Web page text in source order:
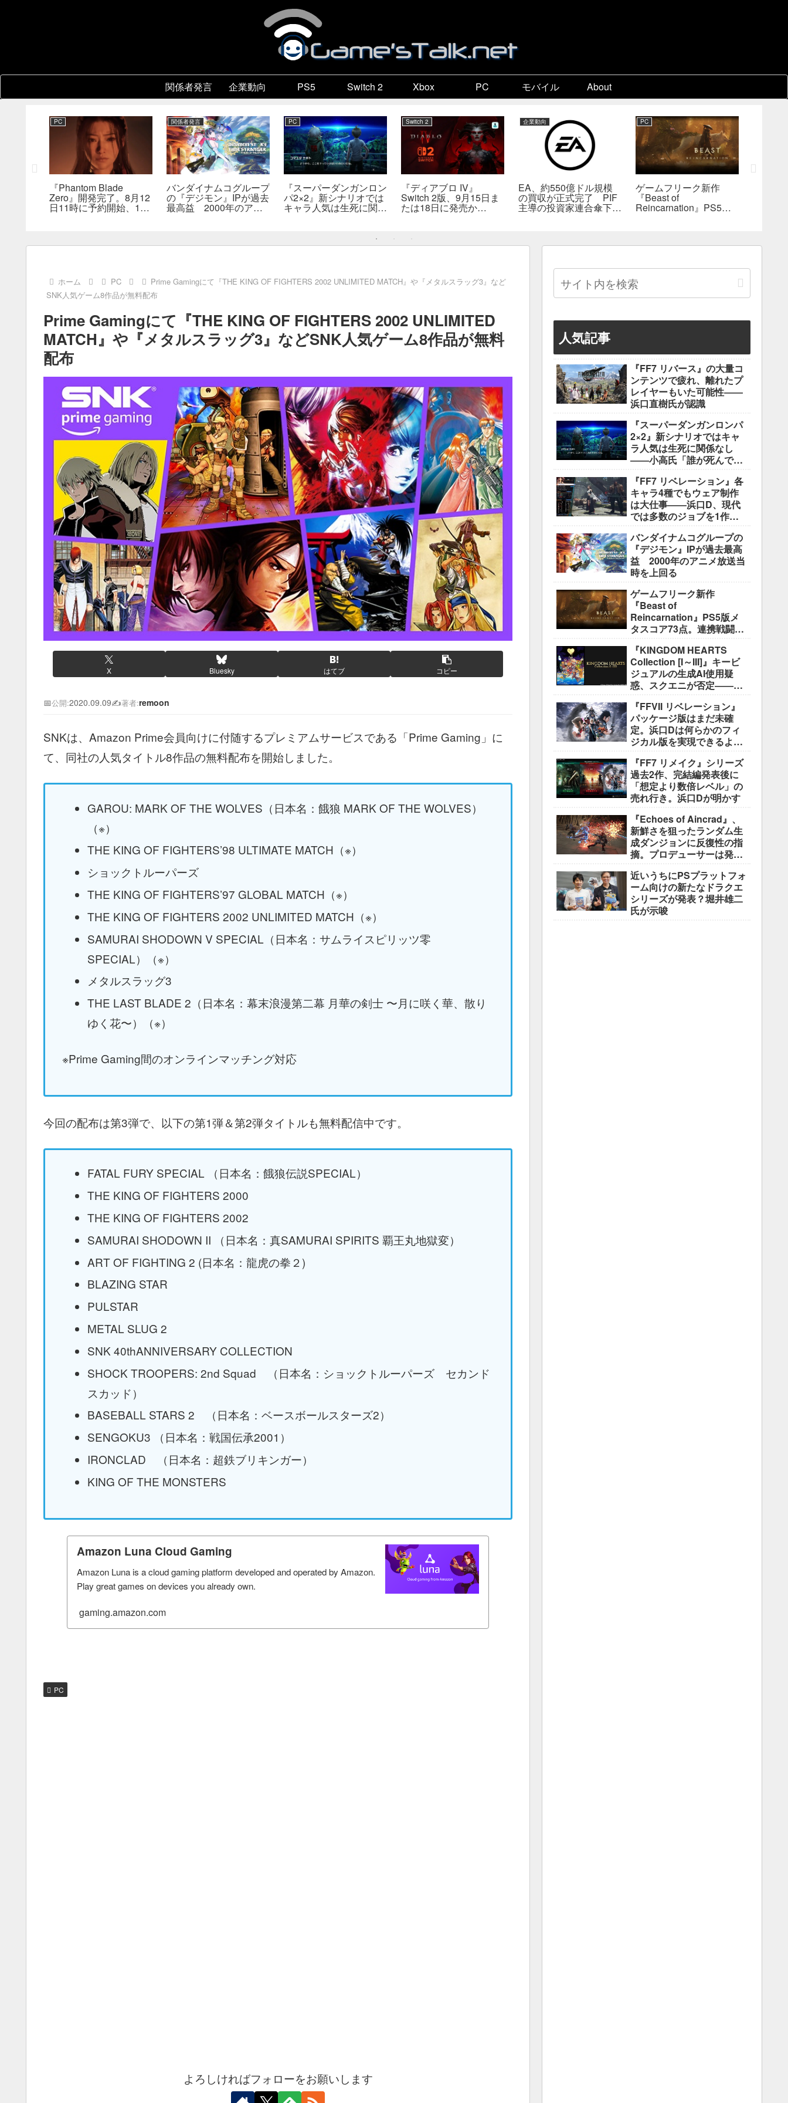
関係者発言 企業動向 PS5 Switch 2 Xbox PC モバイル About
PC
『Phantom Blade
Zero』開発完了。8月12
日11時に予約開始、11
関係者発言
バンダイナムコグループ
の『デジモン』IPが過去
最高益 2000年のアニ
PC
『スーパーダンガンロン
パ2×2』新シナリオでは
キャラ人気は生死に関係
Switch 2
『ディアブロ IV』
Switch 2版、9月15日ま
たは18日に発売か
企業動向
EA、約550億ドル規模
の買収が正式完了 PIF
主導の投資家連合傘下で
PC
ゲームフリーク新作
『Beast of
Reincarnation』PS5版
満
ホーム PC
Prime Gamingにて『THE KING OF FIGHTERS 2002 UNLIMITED MATCH』や『メタルスラッグ3』など
SNK人気ゲーム8作品が無料配布
Prime Gamingにて『THE KING OF FIGHTERS 2002 UNLIMITED
MATCH』や『メタルスラッグ3』などSNK人気ゲーム8作品が無料
配布
X Bluesky はてブ コピー
📅公開:2020.09.09✍️著者:remoon
SNKは、Amazon Prime会員向けに付随するプレミアムサービスである「Prime Gaming」に
て、同社の人気タイトル8作品の無料配布を開始しました。
GAROU: MARK OF THE WOLVES（日本名：餓狼 MARK OF THE WOLVES）
（※）
THE KING OF FIGHTERS’98 ULTIMATE MATCH（※）
ショックトルーパーズ
THE KING OF FIGHTERS’97 GLOBAL MATCH（※）
THE KING OF FIGHTERS 2002 UNLIMITED MATCH（※）
SAMURAI SHODOWN V SPECIAL（日本名：サムライスピリッツ零
SPECIAL）（※）
メタルスラッグ3
THE LAST BLADE 2（日本名：幕末浪漫第二幕 月華の剣士 〜月に咲く華、散り
ゆく花〜）（※）
※Prime Gaming間のオンラインマッチング対応
今回の配布は第3弾で、以下の第1弾＆第2弾タイトルも無料配信中です。
FATAL FURY SPECIAL （日本名：餓狼伝説SPECIAL）
THE KING OF FIGHTERS 2000
THE KING OF FIGHTERS 2002
SAMURAI SHODOWN II （日本名：真SAMURAI SPIRITS 覇王丸地獄変）
ART OF FIGHTING 2 (日本名：龍虎の拳２)
BLAZING STAR
PULSTAR
METAL SLUG 2
SNK 40thANNIVERSARY COLLECTION
SHOCK TROOPERS: 2nd Squad （日本名：ショックトルーパーズ セカンド
スカッド）
BASEBALL STARS 2 （日本名：ベースボールスターズ2）
SENGOKU3 （日本名：戦国伝承2001）
IRONCLAD （日本名：超鉄ブリキンガー）
KING OF THE MONSTERS
Amazon Luna Cloud Gaming
Amazon Luna is a cloud gaming platform developed and operated by Amazon.
Play great games on devices you already own.
gaming.amazon.com
PC
よろしければフォローをお願いします
人気記事
『FF7 リバース』の大量コ
ンテンツで疲れ、離れたプ
レイヤーもいた可能性――
浜口直樹氏が認識
『スーパーダンガンロンパ
2×2』新シナリオではキャ
ラ人気は生死に関係なし
――小高氏「誰が死んでも
で」
『FF7 リベレーション』各
キャラ4種でもウェア制作
は大仕事――浜口D、現代
では多数のジョブを1作に
説明
バンダイナムコグループの
『デジモン』IPが過去最高
益 2000年のアニメ放送当
時を上回る
ゲームフリーク新作
『Beast of
Reincarnation』PS5版メ
タスコア73点。連携戦闘は
き”には不満
『KINGDOM HEARTS
Collection [I～III]』キービ
ジュアルの生成AI使用疑
惑、スクエニが否定――不
ス」
『FFVII リベレーション』
パッケージ版はまだ未確
定。浜口Dは何らかのフィ
ジカル版を実現できるよう
『FF7 リメイク』シリーズ
過去2作、完結編発表後に
「想定より数倍レベル」の
売れ行き。浜口Dが明かす
『Echoes of Aincrad』、
新鮮さを狙ったランダム生
成ダンジョンに反復性の指
摘。プロデューサーは発売
近いうちにPSプラットフォ
ーム向けの新たなドラクエ
シリーズが発表？堀井雄二
氏が示唆